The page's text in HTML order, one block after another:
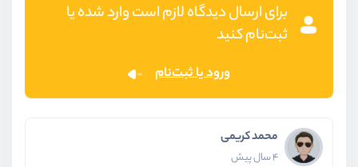
برای ارسال دیدگاه لازم است وارد شده یا
ثبت‌نام کنید
ورود یا ثبت‌نام
محمد کریمی
4 سال پیش